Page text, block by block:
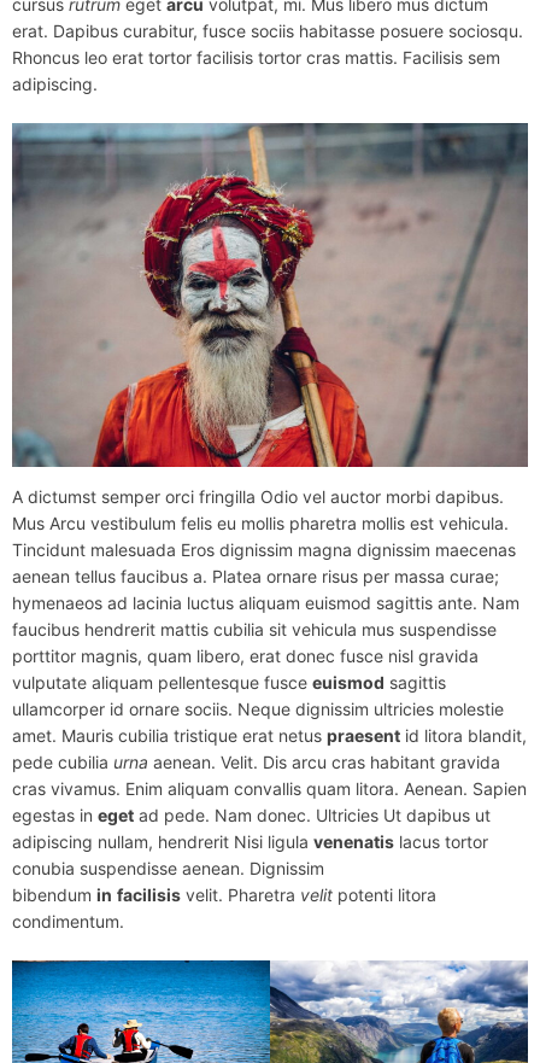
erat. Dapibus curabitur, fusce sociis habitasse posuere sociosqu.
Rhoncus leo erat tortor facilisis tortor cras mattis. Facilisis sem
adipiscing.
A dictumst semper orci fringilla Odio vel auctor morbi dapibus.
Mus Arcu vestibulum felis eu mollis pharetra mollis est vehicula.
Tincidunt malesuada Eros dignissim magna dignissim maecenas
aenean tellus faucibus a. Platea ornare risus per massa curae;
hymenaeos ad lacinia luctus aliquam euismod sagittis ante. Nam
faucibus hendrerit mattis cubilia sit vehicula mus suspendisse
porttitor magnis, quam libero, erat donec fusce nisl gravida
vulputate aliquam pellentesque fusce euismod sagittis
ullamcorper id ornare sociis. Neque dignissim ultricies molestie
amet. Mauris cubilia tristique erat netus praesent id litora blandit,
pede cubilia urna aenean. Velit. Dis arcu cras habitant gravida
cras vivamus. Enim aliquam convallis quam litora. Aenean. Sapien
egestas in eget ad pede. Nam donec. Ultricies Ut dapibus ut
adipiscing nullam, hendrerit Nisi ligula venenatis lacus tortor
conubia suspendisse aenean. Dignissim
bibendum in facilisis velit. Pharetra velit potenti litora
condimentum.